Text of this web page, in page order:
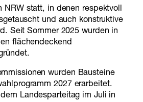
NRW statt, in denen respektvoll
und auch konstruktive
Seit Sommer 2025 wurden in
flächendeckend
wurden Bausteine
2027 erarbeitet.
Landesparteitag im Juli in